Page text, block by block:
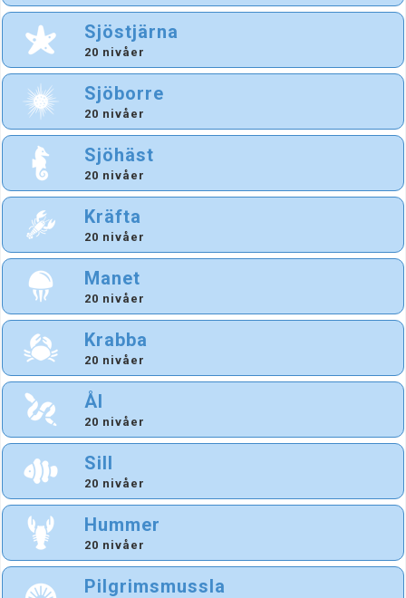
Sjöstjärna
20 nivåer
Sjöborre
20 nivåer
Sjöhäst
20 nivåer
Kräfta
20 nivåer
Manet
20 nivåer
Krabba
20 nivåer
Ål
20 nivåer
Sill
20 nivåer
Hummer
20 nivåer
Pilgrimsmussla